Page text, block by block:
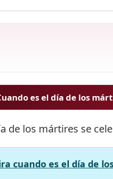
es el día de los
de los mártires se
cuando es el día de